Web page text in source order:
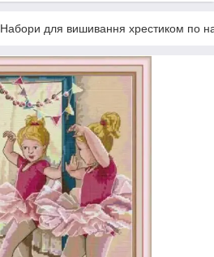
Набори для вишивання хрестиком по